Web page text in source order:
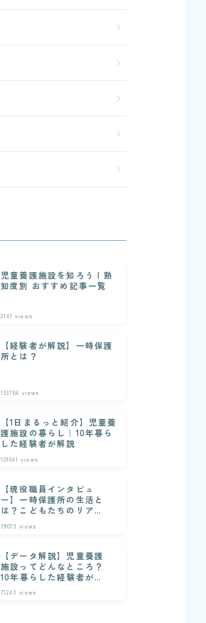
児童養護施設を知ろう | 熟
知度別 おすすめ記事一覧
2141 views
【経験者が解説】一時保護
所とは？
133784 views
【1日まるっと紹介】児童養
護施設の暮らし｜10年暮ら
した経験者が解説
101841 views
【現役職員インタビュ
ー】一時保護所の生活と
は？こどもたちのリアル
79073 views
【データ解説】児童養護
施設ってどんなところ？
10年暮らした経験者が解
71243 views